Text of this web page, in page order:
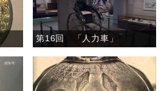
第16回 「人力車」